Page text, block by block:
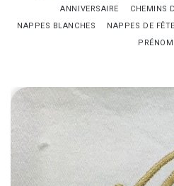
ANNIVERSAIRE CHEMINS
NAPPES BLANCHES
NAPPES DE